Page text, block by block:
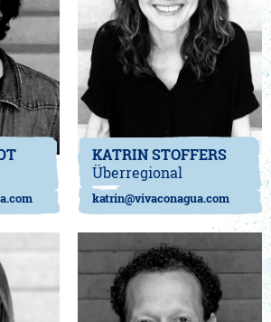
KATRIN STOFFERS
Überregional
katrin@vivaconagua.com